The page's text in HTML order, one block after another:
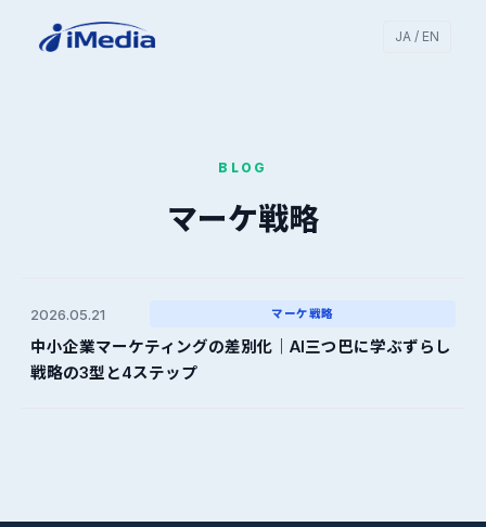
JA / EN
BLOG
マーケ戦略
2026.05.21 マーケ戦略
中小企業マーケティングの差別化｜AI三つ巴に学ぶずらし
戦略の3型と4ステップ